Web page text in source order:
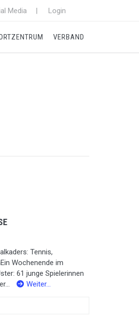
Media Login
VERBAND
Tennis,
Wochenende im
61 junge Spielerinnen
Weiter…